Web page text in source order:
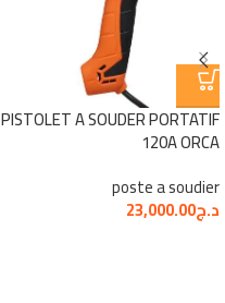
PISTOLET A SOUDER PORTATIF
120A ORCA
poste a soudier
د.ج23,000.00